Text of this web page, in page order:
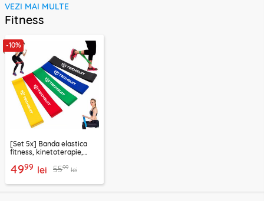
VEZI MAI MULTE
Fitness
-10%
[Set 5x] Banda elastica
fitness, kinetoterapie,
4999 lei 5599 lei